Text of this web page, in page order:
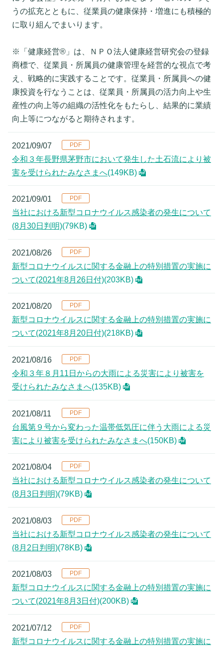
うの拡充とともに、従業員の健康保持・増進にも積極的
に取り組んでまいります。
※「健康経営®」は、ＮＰＯ法人健康経営研究会の登録
商標で、従業員・所属員の健康管理を経営的な視点で考
え、戦略的に実践することです。従業員・所属員への健
康投資を行なうことは、従業員・所属員の活力向上や生
産性の向上等の組織の活性化をもたらし、結果的に業績
向上等につながると期待されます。
2021/09/07
令和３年長野県茅野市において発生した土石流により被
害を受けられたみなさまへ(149KB)
2021/09/01
当社における新型コロナウイルス感染者の発生について
(8月30日判明)(79KB)
2021/08/26
新型コロナウイルスに関する金融上の特別措置の実施に
ついて(2021年8月26日付)(203KB)
2021/08/20
新型コロナウイルスに関する金融上の特別措置の実施に
ついて(2021年8月20日付)(218KB)
2021/08/16
令和３年８月11日からの大雨による災害により被害を
受けられたみなさまへ(135KB)
2021/08/11
台風第９号から変わった温帯低気圧に伴う大雨による災
害により被害を受けられたみなさまへ(150KB)
2021/08/04
当社における新型コロナウイルス感染者の発生について
(8月3日判明)(79KB)
2021/08/03
当社における新型コロナウイルス感染者の発生について
(8月2日判明)(78KB)
2021/08/03
新型コロナウイルスに関する金融上の特別措置の実施に
ついて(2021年8月3日付)(200KB)
2021/07/12
新型コロナウイルスに関する金融上の特別措置の実施に